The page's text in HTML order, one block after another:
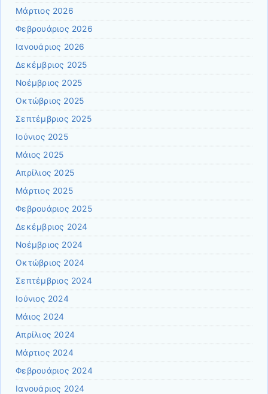
Μάρτιος 2026
Φεβρουάριος 2026
Ιανουάριος 2026
Δεκέμβριος 2025
Νοέμβριος 2025
Οκτώβριος 2025
Σεπτέμβριος 2025
Ιούνιος 2025
Μάιος 2025
Απρίλιος 2025
Μάρτιος 2025
Φεβρουάριος 2025
Δεκέμβριος 2024
Νοέμβριος 2024
Οκτώβριος 2024
Σεπτέμβριος 2024
Ιούνιος 2024
Μάιος 2024
Απρίλιος 2024
Μάρτιος 2024
Φεβρουάριος 2024
Ιανουάριος 2024